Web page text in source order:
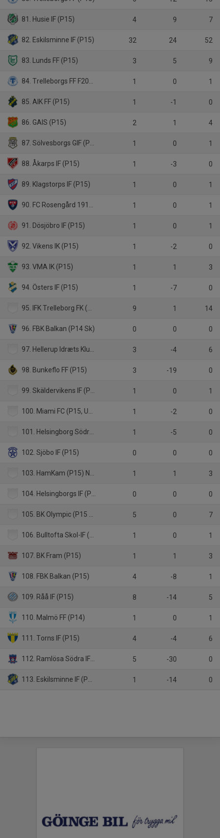
81. Husie IF (P15) 4 9 7
82. Eskilsminne IF (P15) 32 24 52
83. Lunds FF (P15) 3 5 9
84. Trelleborgs FF F2010 1 0 1
85. AIK FF (P15) 1 -1 0
86. GAIS (P15) 2 1 4
87. Sölvesborgs GIF (P15) 1 0 1
88. Åkarps IF (P15) 1 -3 0
89. Klagstorps IF (P15) 1 0 1
90. FC Rosengård 1917 (P14) 1 0 1
91. Dösjöbro IF (P15) 1 0 1
92. Vikens IK (P15) 1 -2 0
93. VMA IK (P15) 1 1 3
94. Östers IF (P15) 1 -7 0
95. IFK Trelleborg FK (P15 sk) 9 1 14
96. FBK Balkan (P14 Sk) 0 0 0
97. Hellerup Idræts Klub (P15, Danmark) 3 -4 6
98. Bunkeflo FF (P15) 3 -19 0
99. Skäldervikens IF (P15) 1 0 1
100. Miami FC (P15, USA) 1 -2 0
101. Helsingborg Södra IF (P15) 1 -5 0
102. Sjöbo IF (P15) 0 0 0
103. HamKam (P15) Norge 1 1 3
104. Helsingborgs IF (P14 Sk) 0 0 0
105. BK Olympic (P15 Sk) 5 0 7
106. Bulltofta Skol-IF (P15) 1 0 1
107. BK Fram (P15) 1 1 3
108. FBK Balkan (P15) 4 -8 1
109. Råå IF (P15) 8 -14 5
110. Malmö FF (P14) 1 0 1
111. Torns IF (P15) 4 -4 6
112. Ramlösa Södra IF (P15) 5 -30 0
113. Eskilsminne IF (P16 Sk) 1 -14 0